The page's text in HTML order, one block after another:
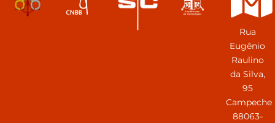
Rua
Eugênio
Raulino
da Silva,
95
Campeche
88063-